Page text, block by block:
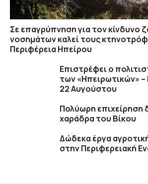
Σε επαγρύπνηση για τον κίνδυνο
νοσημάτων καλεί τους
Περιφέρεια Ηπείρου
Επιστρέφει ο
των «Ηπειρωτικών» –
22 Αυγούστου
Πολύωρη επιχείρηση
χαράδρα του Βίκου
Δώδεκα έργα
στην Περιφερειακή